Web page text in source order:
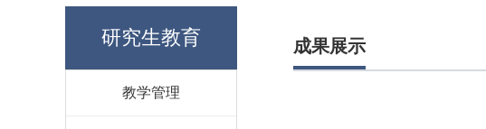
研究生教育
教学管理
成果展示